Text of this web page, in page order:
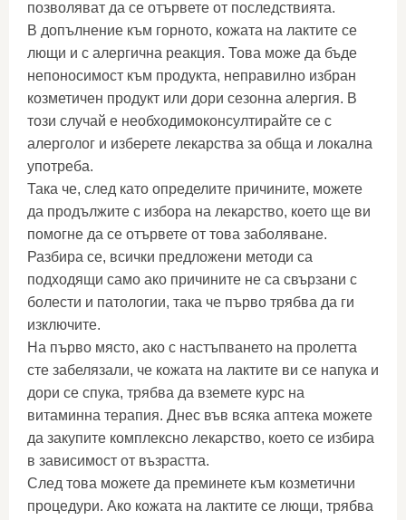
позволяват да се отървете от последствията.
В допълнение към горното, кожата на лактите се
лющи и с алергична реакция. Това може да бъде
непоносимост към продукта, неправилно избран
козметичен продукт или дори сезонна алергия. В
този случай е необходимоконсултирайте се с
алерголог и изберете лекарства за обща и локална
употреба.
Така че, след като определите причините, можете
да продължите с избора на лекарство, което ще ви
помогне да се отървете от това заболяване.
Разбира се, всички предложени методи са
подходящи само ако причините не са свързани с
болести и патологии, така че първо трябва да ги
изключите.
На първо място, ако с настъпването на пролетта
сте забелязали, че кожата на лактите ви се напука и
дори се спука, трябва да вземете курс на
витаминна терапия. Днес във всяка аптека можете
да закупите комплексно лекарство, което се избира
в зависимост от възрастта.
След това можете да преминете към козметични
процедури. Ако кожата на лактите се лющи, трябва